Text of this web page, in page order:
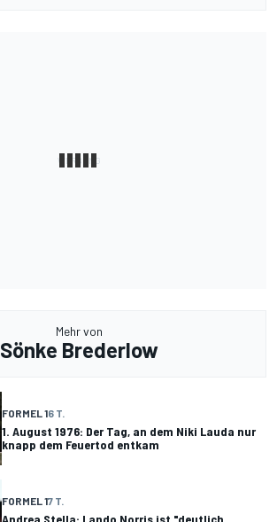
Mehr von
Sönke Brederlow
FORMEL 16 T.
1. August 1976: Der Tag, an dem Niki Lauda nur
knapp dem Feuertod entkam
FORMEL 17 T.
Andrea Stella: Lando Norris ist "deutlich